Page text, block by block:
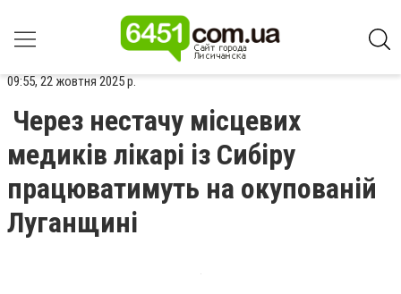
09:55, 22 жовтня 2025 р.
Через нестачу місцевих
медиків лікарі із Сибіру
працюватимуть на окупованій
Луганщині